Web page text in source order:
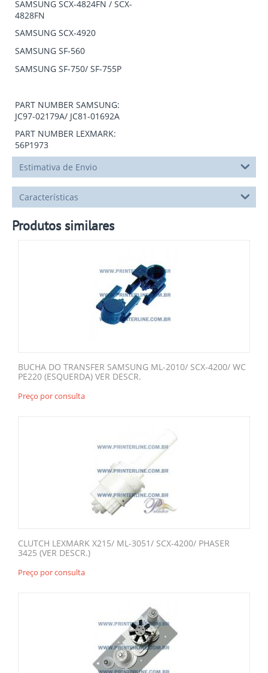
SAMSUNG SCX-4824FN / SCX-
4828FN
SAMSUNG SCX-4920
SAMSUNG SF-560
SAMSUNG SF-750/ SF-755P
PART NUMBER SAMSUNG:
JC97-02179A/ JC81-01692A
PART NUMBER LEXMARK:
56P1973
Estimativa de Envio
Características
Produtos similares
BUCHA DO TRANSFER SAMSUNG ML-2010/ SCX-4200/ WC
PE220 (ESQUERDA) VER DESCR.
Preço por consulta
CLUTCH LEXMARK X215/ ML-3051/ SCX-4200/ PHASER
3425 (VER DESCR.)
Preço por consulta